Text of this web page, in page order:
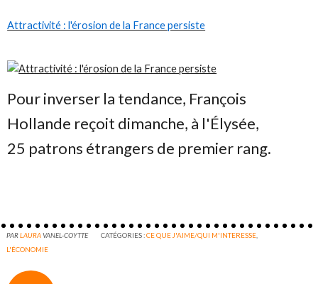
Attractivité : l'érosion de la France persiste
Pour inverser la tendance, François
Hollande reçoit dimanche, à l'Élysée,
25 patrons étrangers de premier rang.
PARLAURAVANEL-COYTTE CATÉGORIES :CE QUE J'AIME/QUI M'INTERESSE
L'ÉCONOMIE